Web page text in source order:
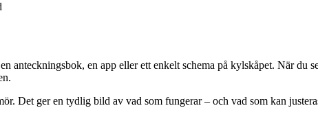
anteckningsbok, en app eller ett enkelt schema på kylskåpet. När du
Det ger en tydlig bild av vad som fungerar – och vad som kan